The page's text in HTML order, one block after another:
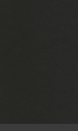
Inspiration